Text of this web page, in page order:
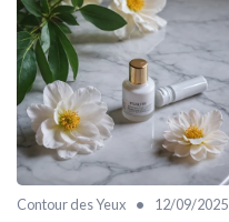
Contour des Yeux • 12/09/2025